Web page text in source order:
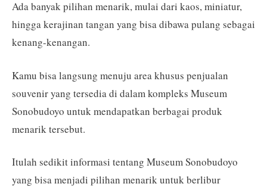
Ada banyak pilihan menarik, mulai dari kaos, miniatur,
hingga kerajinan tangan yang bisa dibawa pulang sebagai
kenang-kenangan.
Kamu bisa langsung menuju area khusus penjualan
souvenir yang tersedia di dalam kompleks Museum
Sonobudoyo untuk mendapatkan berbagai produk
menarik tersebut.
Itulah sedikit informasi tentang Museum Sonobudoyo
yang bisa menjadi pilihan menarik untuk berlibur